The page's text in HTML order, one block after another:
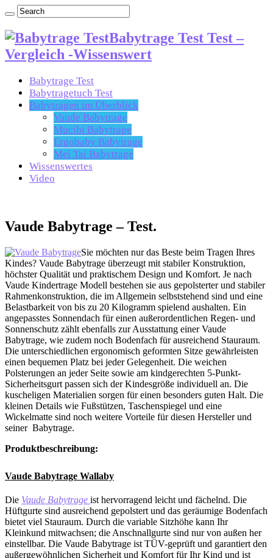
Babytrage Test Test –
Vergleich -Wissenswert
Babytrage Test
Babytragetuch Test
Babytragen im Überblick
Vaude Babytrage
Mucibi Babytrage
Ergobaby Babytrage
Mei Tai Babytrage
Wissenswertes
Video
Vaude Babytrage – Test.
Sie möchten nur das Beste beim Tragen Ihres
Kindes? Vaude Babytrage überzeugt mit stabiler Konstruktion,
höchster Qualität und praktischem Design und Komfort. Je nach
Vaude Kindertrage Modell bestehen sie aus gepolsterter und stabiler
Rahmenkonstruktion, die im Allgemein selbststehend sind und eine
Belastbarkeit von bis zu 20 Kilogramm spielend aushalten. Ein
angepasstes Sonnendach für einen außerordentlichen Regen- und
Sonnenschutz zählt ebenfalls zur Ausstattung einer Vaude
Babytrage, wie zudem noch Bodenfach für ausreichend Stauraum.
Die unterschiedlichen ergonomisch geformten Sitze gewährleisten
einen bequemen Platz bei jeder Gelegenheit. Die weichen
Polsterungen an jeder Seite sowie am kindgerechten 5-Punkt-
Sicherheitsgurt passen sich der Kindesgröße individuell an. Die
kuscheligen Materialien sorgen für einen besonders guten Halt. Die
kleinen Details wie Fußstützen, Taschenspiegel und eine
Wickelmatte sind noch weitere Vorteile für diesen Hersteller und
seiner Babytrage.
Produktbeschreibung:
Vaude Babytrage Wallaby
Die Vaude Babytrage ist hervorragend leicht und fächelnd. Die
Hüftgurte sind ausreichend gepolstert und das geräumige Bodenfach
bietet viel Stauraum. Durch die variable Sitzhöhe kann Ihr
Kleinkund mitwachsen; die Anschnallgurte sind nur von außen her
einstellbar. Die Vaude Babytrage ist TÜV-geprüft und garantiert den
außergewöhnlichen Sicherheit und Komfort für Ihr Kind und ist